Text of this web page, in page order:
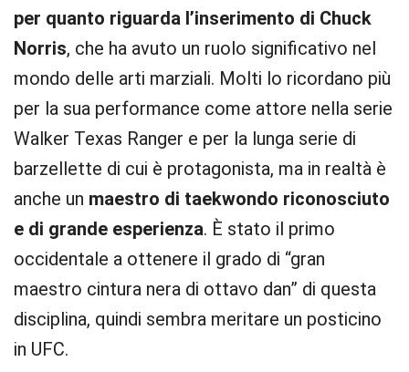
per quanto riguarda l’inserimento di Chuck
Norris, che ha avuto un ruolo significativo nel
mondo delle arti marziali. Molti lo ricordano più
per la sua performance come attore nella serie
Walker Texas Ranger e per la lunga serie di
barzellette di cui è protagonista, ma in realtà è
anche un maestro di taekwondo riconosciuto
e di grande esperienza. È stato il primo
occidentale a ottenere il grado di “gran
maestro cintura nera di ottavo dan” di questa
disciplina, quindi sembra meritare un posticino
in UFC.